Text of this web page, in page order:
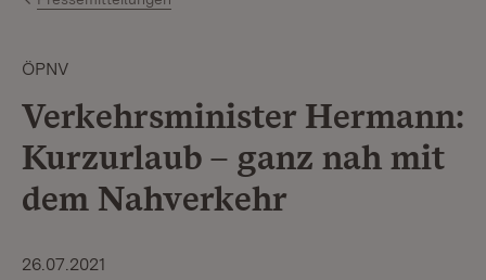
ÖPNV
Verkehrsminister Hermann:
Kurzurlaub – ganz nah mit
dem Nahverkehr
26.07.2021